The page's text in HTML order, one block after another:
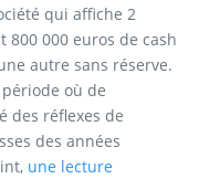
qui affiche 2
800 000 euros de cash
autre sans réserve.
où de
des réflexes de
des années
une lecture